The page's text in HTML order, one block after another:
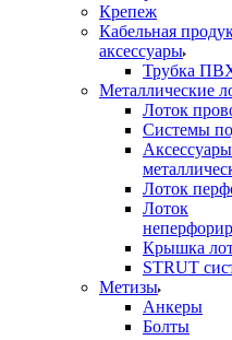
Крепеж
Кабельная
аксессуары
Трубка
Металлические
Лоток
Системы
Лоток
Лоток
Крышка
STRUT
Метизы
Анкеры
Болты